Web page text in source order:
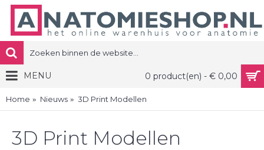
0 product(en) - € 0,00
MENU
Home Nieuws 3D Print Modellen
3D Print Modellen